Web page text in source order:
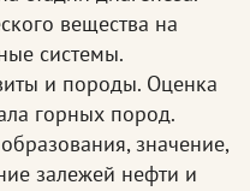
вещества на
системы.
и породы. Оценка
горных пород.
значение,
залежей нефти и